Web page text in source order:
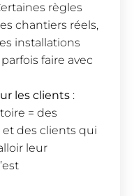
règles
chantiers réels,
installations
faire avec
les clients :
= des
des clients qui
leur